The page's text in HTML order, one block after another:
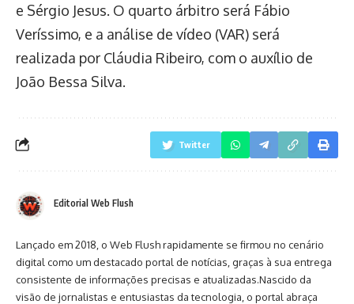
e Sérgio Jesus. O quarto árbitro será Fábio
Veríssimo, e a análise de vídeo (VAR) será
realizada por Cláudia Ribeiro, com o auxílio de
João Bessa Silva.
Twitter
Editorial Web Flush
Lançado em 2018, o Web Flush rapidamente se firmou no cenário
digital como um destacado portal de notícias, graças à sua entrega
consistente de informações precisas e atualizadas.Nascido da
visão de jornalistas e entusiastas da tecnologia, o portal abraça